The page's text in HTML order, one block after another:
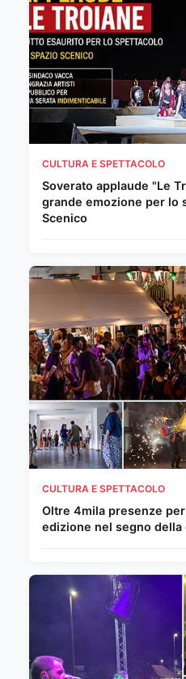
CULTURA E SPETTACOLO
Soverato applaude "Le
grande emozione per lo
Scenico
CULTURA E SPETTACOLO
Oltre 4mila presenze
edizione nel segno della